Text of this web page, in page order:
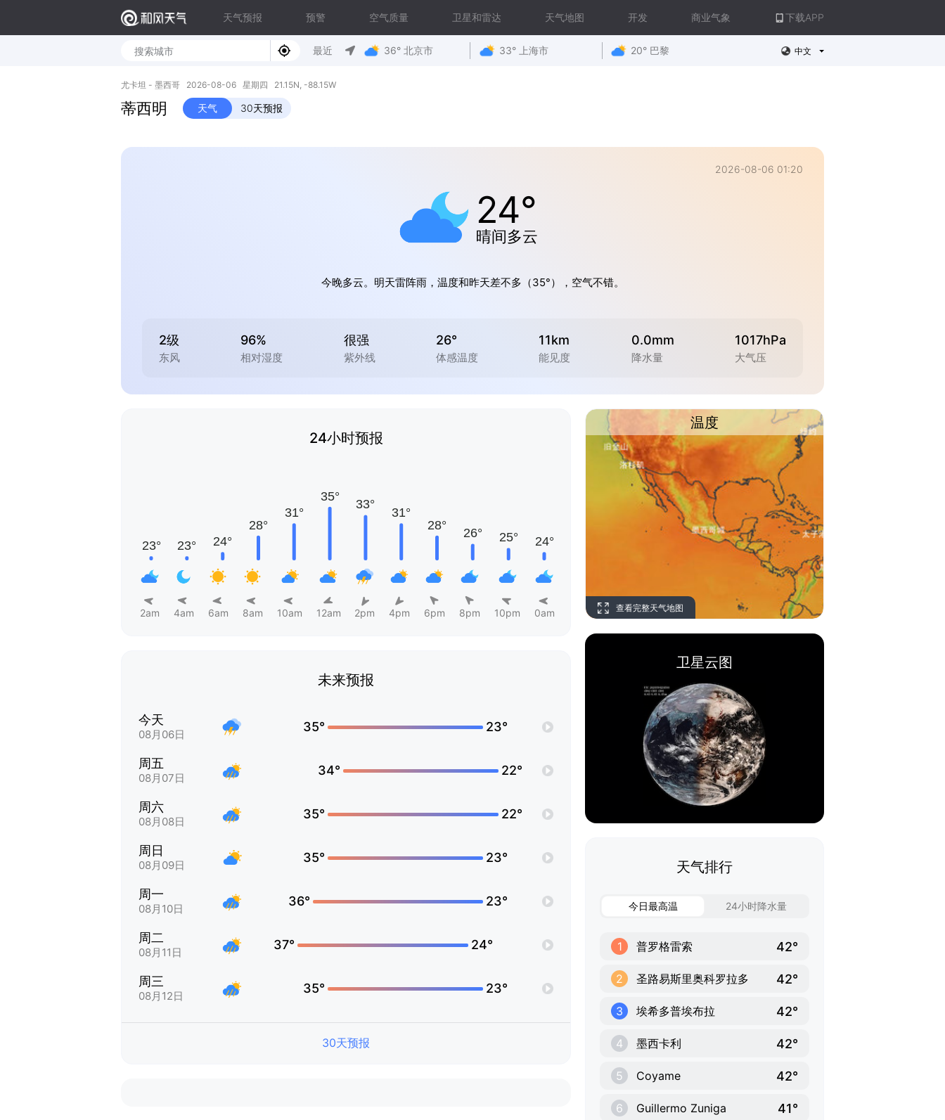
天气预报 预警 空气质量 卫星和雷达 天气地图 开发 商业气象 下载APP
最近 36° 北京市 33° 上海市 20° 巴黎 中文
尤卡坦 - 墨西哥 2026-08-06 星期四 21.15N, -88.15W
蒂西明 天气 30天预报
2026-08-06 01:20
24°
晴间多云
今晚多云。明天雷阵雨，温度和昨天差不多（35°），空气不错。
2级
东风
96%
相对湿度
很强
紫外线
26°
体感温度
11km
能见度
0.0mm
降水量
1017hPa
大气压
24小时预报
2am 4am 6am 8am 10am 12am 2pm 4pm 6pm 8pm 10pm 0am
未来预报
今天
08月06日
35° 23°
周五
08月07日
34° 22°
周六
08月08日
35° 22°
周日
08月09日
35° 23°
周一
08月10日
36° 23°
周二
08月11日
37° 24°
周三
08月12日
35° 23°
30天预报
温度
查看完整天气地图
卫星云图
天气排行
今日最高温 24小时降水量
1 普罗格雷索 42°
2 圣路易斯里奥科罗拉多 42°
3 埃希多普埃布拉 42°
4 墨西卡利 42°
5 Coyame 42°
6 Guillermo Zuniga 41°